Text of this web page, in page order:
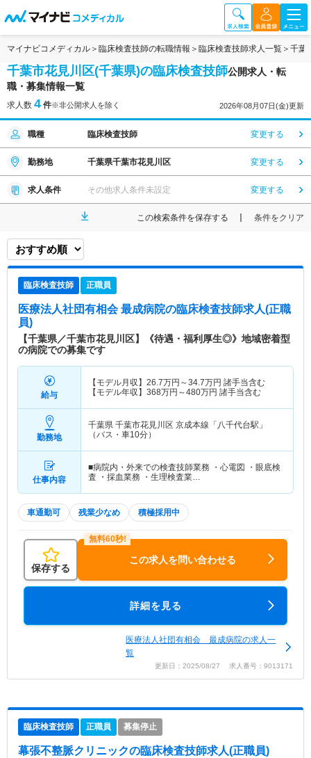
マイナビコメディカル 臨床検査技師の転職情報 臨床検査技師求人一覧 千葉
千葉市花見川区(千葉県)の臨床検査技師公開求人・転
職・募集情報一覧
求人数 4 件※非公開求人を除く 2026年08月07日(金)更新
職種 臨床検査技師 変更する
勤務地 千葉県千葉市花見川区 変更する
求人条件 その他求人条件未設定 変更する
この検索条件を保存する 条件をクリア
臨床検査技師 正職員
医療法人社団有相会 最成病院の臨床検査技師求人(正職
員)
【千葉県／千葉市花見川区】《待遇・福利厚生◎》地域密着型
の病院での募集です
給与
【モデル月収】 26.7万円～34.7万円 諸手当含む
【モデル年収】 368万円～480万円 諸手当含む
勤務地
千葉県 千葉市花見川区 京成本線「八千代台駅」
（バス・車10分）
仕事内容
■病院内・外来での検査技師業務 ・心電図 ・眼底検
査 ・採血業務 ・生理検査業…
車通勤可 残業少なめ 積極採用中
保存する
この求人を問い合わせる
詳細を見る
医療法人社団有相会 最成病院の求人一
覧
更新日：2025/08/27 求人番号：9013171
臨床検査技師 正職員 募集停止
幕張不整脈クリニックの臨床検査技師求人(正職員)